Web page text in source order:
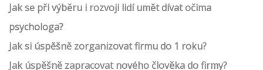
Jak se při výběru i rozvoji lidí umět dívat očima
psychologa?
Jak si úspěšně zorganizovat firmu do 1 roku?
Jak úspěšně zapracovat nového člověka do firmy?